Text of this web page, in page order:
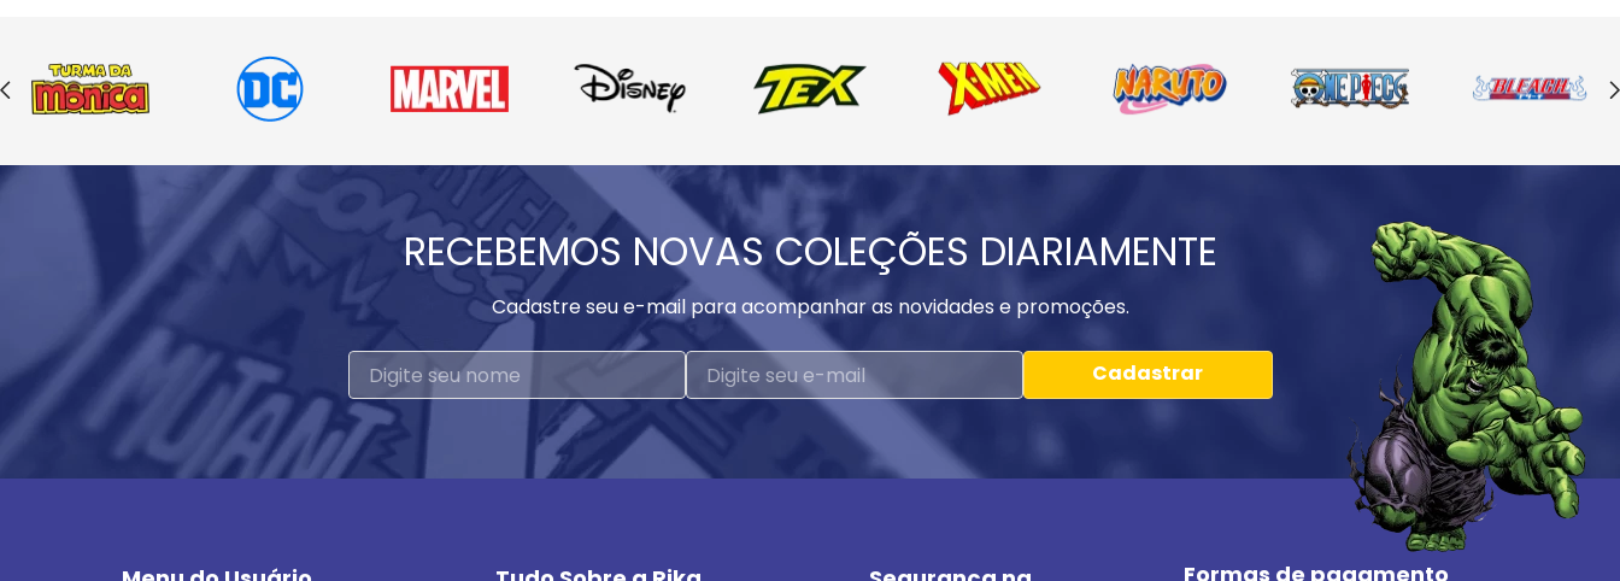
RECEBEMOS NOVAS COLEÇÕES DIARIAMENTE
Cadastre seu e-mail para acompanhar as novidades e promoções.
Cadastrar
Formas de pagamento